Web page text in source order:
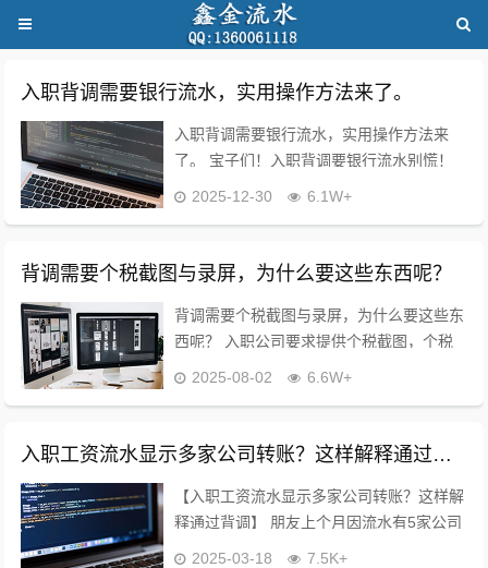
入职背调需要银行流水，实用操作方法来了。
入职背调需要银行流水，实用操作方法来
了。 宝子们！入职背调要银行流水别慌！
2025-12-30 6.1W+
背调需要个税截图与录屏，为什么要这些东西呢？
背调需要个税截图与录屏，为什么要这些东
西呢？ 入职公司要求提供个税截图，个税
2025-08-02 6.6W+
入职工资流水显示多家公司转账？这样解释通过背调
【入职工资流水显示多家公司转账？这样解
释通过背调】 朋友上个月因流水有5家公司
2025-03-18 7.5K+